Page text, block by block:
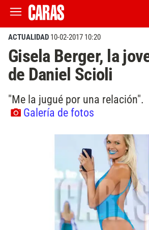
ACTUALIDAD 10-02-2017 10:20
Gisela Berger, la
de Daniel Scioli
"Me la jugué por una relación".
Galería de fotos